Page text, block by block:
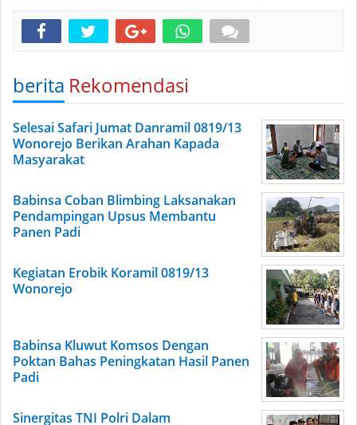
berita Rekomendasi
Selesai Safari Jumat Danramil 0819/13
Wonorejo Berikan Arahan Kapada
Masyarakat
Babinsa Coban Blimbing Laksanakan
Pendampingan Upsus Membantu
Panen Padi
Kegiatan Erobik Koramil 0819/13
Wonorejo
Babinsa Kluwut Komsos Dengan
Poktan Bahas Peningkatan Hasil Panen
Padi
Sinergitas TNI Polri Dalam